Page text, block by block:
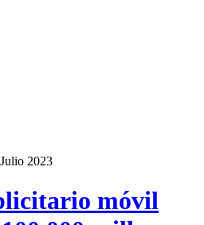
2023
móvil